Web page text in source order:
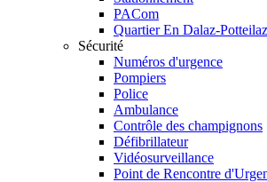
PACom
Quartier En Dalaz-Potteilaz
Sécurité
Numéros d'urgence
Pompiers
Police
Ambulance
Contrôle des champignons
Défibrillateur
Vidéosurveillance
Point de Rencontre